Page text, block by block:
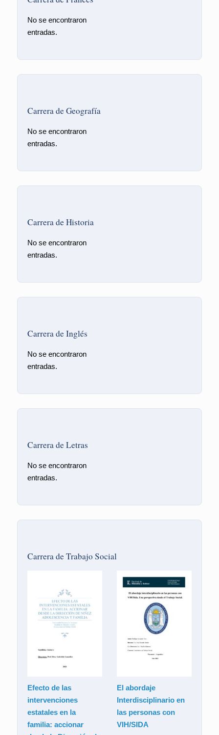
No se encontraron
entradas.
Carrera de Geografía
No se encontraron
entradas.
Carrera de Historia
No se encontraron
entradas.
Carrera de Inglés
No se encontraron
entradas.
Carrera de Letras
No se encontraron
entradas.
Carrera de Trabajo Social
Efecto de las
intervenciones
estatales en la
familia: accionar
El abordaje
Interdisciplinario en
las personas con
VIH/SIDA